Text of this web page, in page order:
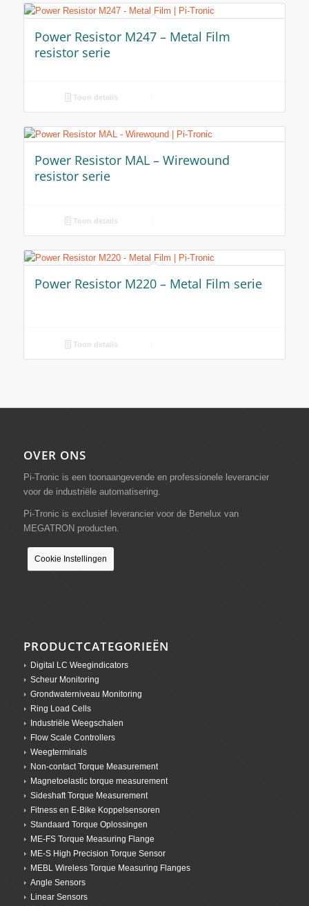
Power Resistor M247 – Metal Film
resistor serie
Toon details
Power Resistor MAL – Wirewound
resistor serie
Toon details
Power Resistor M220 – Metal Film serie
Toon details
OVER ONS
Pi-Tronic is een toonaangevende en professionele leverancier
voor de industriële automatisering.
Pi-Tronic is exclusief leverancier voor de Benelux van
MEGATRON producten.
Cookie Instellingen
PRODUCTCATEGORIEËN
Digital LC Weegindicators
Scheur Monitoring
Grondwaterniveau Monitoring
Ring Load Cells
Industriële Weegschalen
Flow Scale Controllers
Weegterminals
Non-contact Torque Measurement
Magnetoelastic torque measurement
Sideshaft Torque Measurement
Fitness en E-Bike Koppelsensoren
Standaard Torque Oplossingen
ME-FS Torque Measuring Flange
ME-S High Precision Torque Sensor
MEBL Wireless Torque Measuring Flanges
Angle Sensors
Linear Sensors